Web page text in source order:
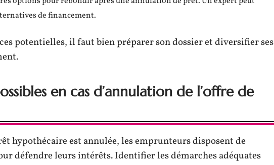
de financement.
potentielles, il faut bien préparer son dossier et diversifier ses
en cas d’annulation de l’offre de
hypothécaire est annulée, les emprunteurs disposent de
défendre leurs intérêts. Identifier les démarches adéquates